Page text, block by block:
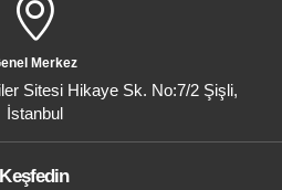
Merkez
Sitesi Hikaye Sk. No:7/2 Şişli,
İstanbul
Keşfedin